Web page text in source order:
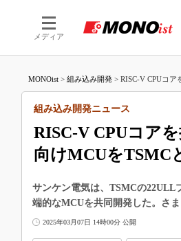
メディア
つなが
MONOist > 組み込み開発 > RISC-V CPUコア
RISC-V CPUコア
向けMCUをTSMC
組み込み開発ニュース
サンケン電気は、TSMCの22ULL
端的なMCUを共同開発した。さ
2025年03月07日 14時00分 公開